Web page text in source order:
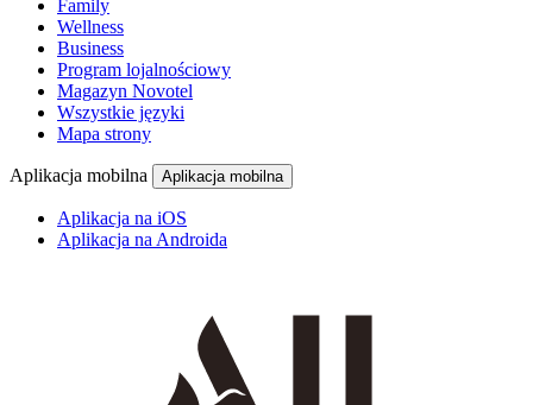
Family
Wellness
Business
Program lojalnościowy
Magazyn Novotel
Wszystkie języki
Mapa strony
Aplikacja mobilna Aplikacja mobilna
Aplikacja na iOS
Aplikacja na Androida